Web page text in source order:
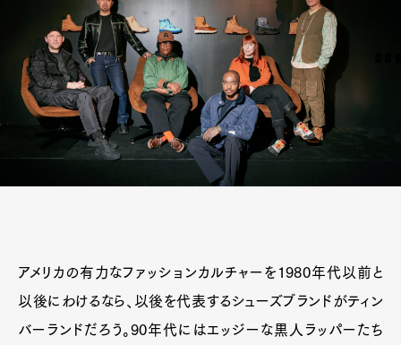
アメリカの有力なファッションカルチャーを1980年代以前と
以後にわけるなら、以後を代表するシューズブランドがティン
バーランドだろう。90年代にはエッジーな黒人ラッパーたち